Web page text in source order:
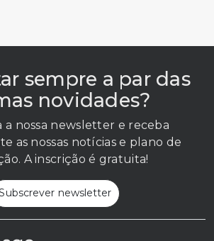
sempre a par das
novidades?
a nossa newsletter e receba
as nossas notícias e plano de
A inscrição é gratuita!
newsletter